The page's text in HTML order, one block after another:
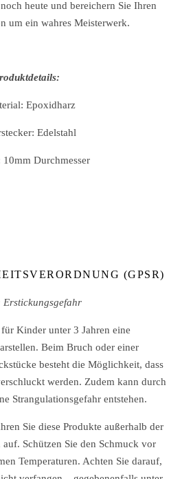
heute und bereichern Sie Ihren
um ein wahres Meisterwerk.
Epoxidharz
Edelstahl
10mm Durchmesser
(GPSR)
Erstickungsgefahr
Kinder unter 3 Jahren eine
Beim Bruch oder einer
besteht die Möglichkeit, dass
werden. Zudem kann durch
Strangulationsgefahr entstehen.
Sie diese Produkte außerhalb der
Schützen Sie den Schmuck vor
Temperaturen. Achten Sie darauf,